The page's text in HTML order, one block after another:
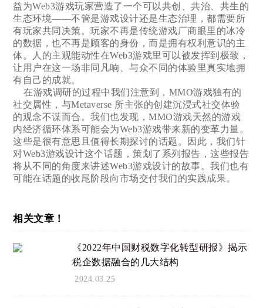
益为Web3游戏玩家营造了一个可以共创、共治、共生的
生态环境——不管是游戏设计还是生态治理，都需要所
有玩家共同决策。玩家不再是传统游戏厂商眼里的冰冷
的数据，也不再是顾客的身份，而是拥有权利意识的主
体。人的主观能动性在Web3游戏里可以被发挥到极致，
让用户在这一场非同凡响、与众不同的体验里真实地拥
有自己的成就。
在游戏调研的过程中我们注意到，MMO游戏独有的
社交属性，与Metaverse 所主张的创建沉浸式社交体验
的观念不谋而合。我们也发现，MMO游戏天然的游戏
内经济循环体系可能会为Web3游戏带来新的变革力量。
这些是很有意思且值得长期探讨的话题。因此，我们针
对Web3游戏设计这个话题，策划了系列报告，这些报告
将从不同的角度来讲述Web3游戏设计的故事。我们也有
可能在话题的收尾阶段向市场交付我们的实践成果。
相关文章！
《2022年中国财税数字化转型研报》揭示
税企数据融合的几大结构
2024.03.25